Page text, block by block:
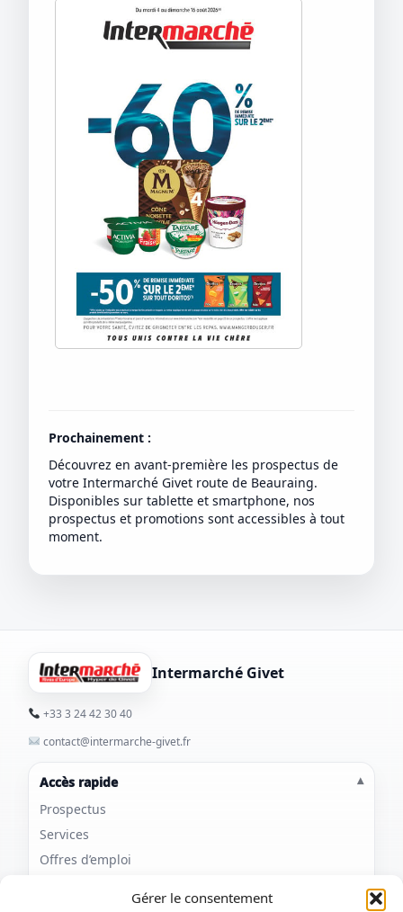
Gérer le consentement
Prochainement :
Découvrez en avant-première les prospectus de
votre Intermarché Givet route de Beauraing.
Disponibles sur tablette et smartphone, nos
prospectus et promotions sont accessibles à tout
moment.
Intermarché Givet
+33 3 24 42 30 40
contact@intermarche-givet.fr
Accès rapide
Prospectus
Services
Offres d’emploi